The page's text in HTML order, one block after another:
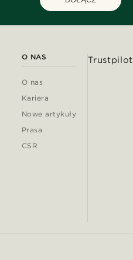
O NAS
O nas
Kariera
Nowe artykuły
Prasa
CSR
Trustpilot